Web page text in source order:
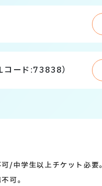
Lコード:73838）
/中学生以上チケット必要。
可。